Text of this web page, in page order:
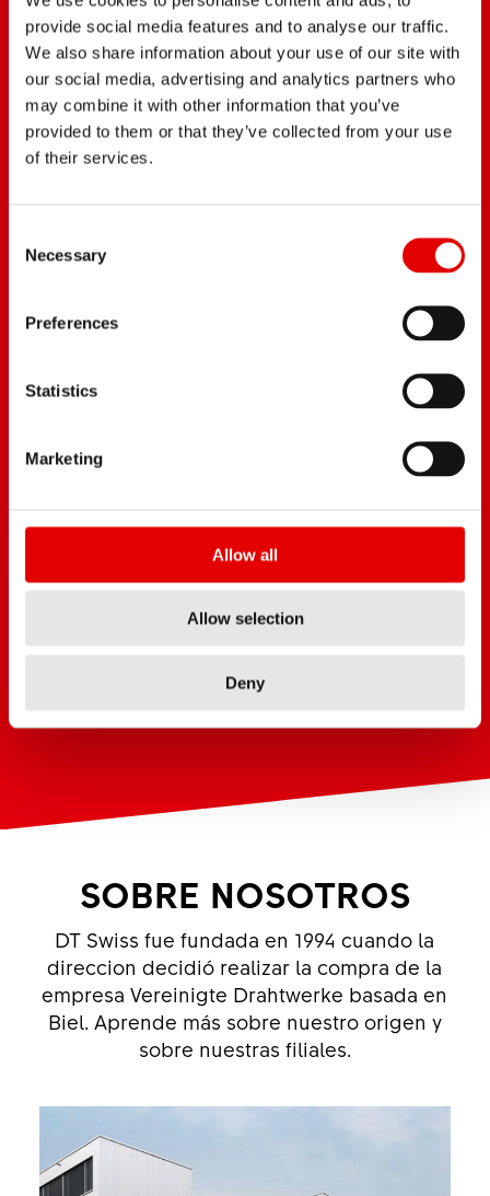
provide social media features and to analyse our traffic.
We also share information about your use of our site with
our social media, advertising and analytics partners who
may combine it with other information that you’ve
provided to them or that they’ve collected from your use
of their services.
Necessary
Preferences
Statistics
Marketing
Allow all
Allow selection
Deny
La ambición es la voluntad firme de alcanzar un
objetivo personal. Nosotros apoyamos a los
ciclistas en sus aspiraciones.
SOBRE NOSOTROS
DT Swiss fue fundada en 1994 cuando la
direccion decidió realizar la compra de la
empresa Vereinigte Drahtwerke basada en
Biel. Aprende más sobre nuestro origen y
sobre nuestras filiales.